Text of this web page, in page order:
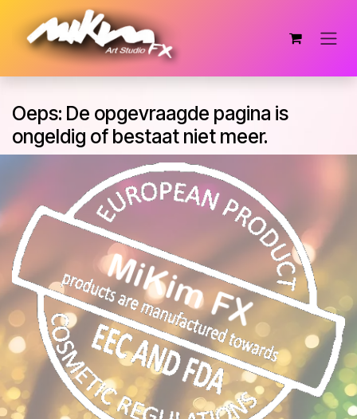
Overslaan naar inhoud
Oeps: De opgevraagde pagina is
ongeldig of bestaat niet meer.